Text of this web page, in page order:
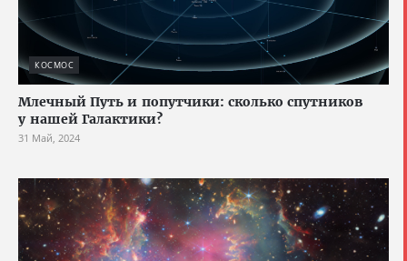
КОСМОС
Млечный Путь и попутчики: сколько спутников
у нашей Галактики?
31 Май, 2024